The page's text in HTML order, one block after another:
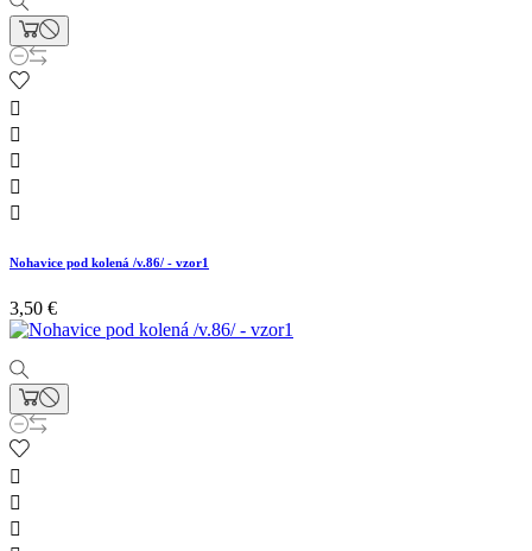





Nohavice pod kolená /v.86/ - vzor1
3,50 €


